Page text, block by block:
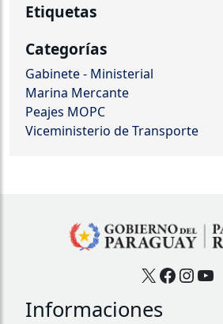
Etiquetas
Categorías
Gabinete - Ministerial
Marina Mercante
Peajes MOPC
Viceministerio de Transporte
X
Informaciones